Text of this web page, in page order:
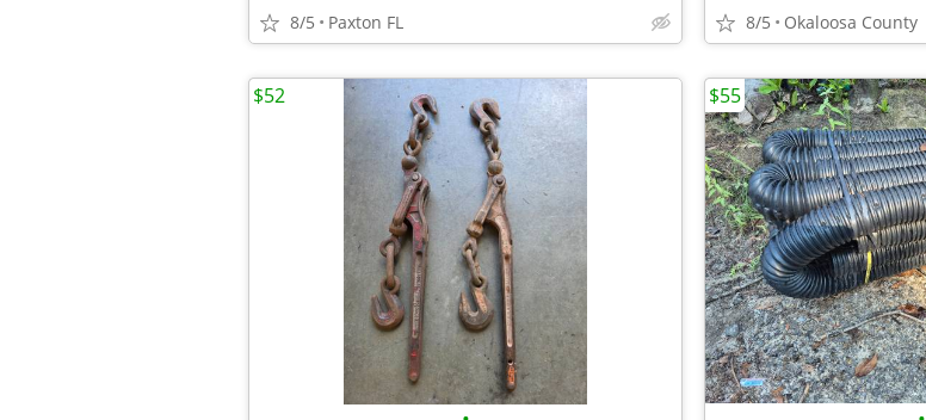
8/5 Paxton FL 8/5 Okaloosa County
$52 $55